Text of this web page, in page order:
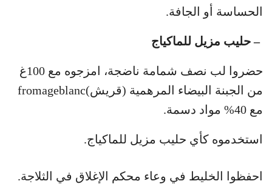
الحساسة أو الجافة.
– حليب مزيل للماكياج
حضروا لب نصف شمامة ناضجة، امزجوه مع 100غ
من الجبنة البيضاء المرهمية (قريش)fromageblanc
مع 40% مواد دسمة.
استخدموه كأي حليب مزيل للماكياج.
احفظوا الخليط في وعاء محكم الإغلاق في الثلاجة.